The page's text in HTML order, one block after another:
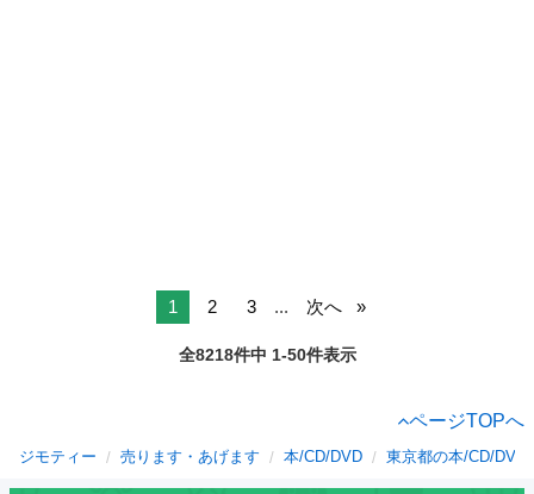
1 2 3 ... 次へ
全8218件中 1-50件表示
ページTOPへ
ジモティー 売ります・あげます 本/CD/DVD 東京都の本/CD/DVD